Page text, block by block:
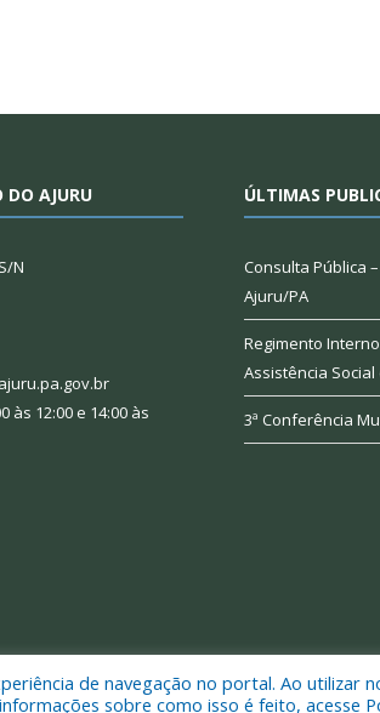
DO AJURU
N
às 12:00 e 14:00 às
ÚLTIMAS
Consulta Pública
Ajuru/PA
Regimento
Assistência
3ª Conferência
Prefeitura Municipal de Limoeiro do Ajuru.
de navegação no portal. Ao utilizar
sobre como isso é feito, acesse